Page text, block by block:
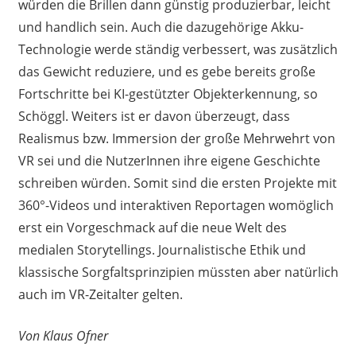
würden die Brillen dann günstig produzierbar, leicht
und handlich sein. Auch die dazugehörige Akku-
Technologie werde ständig verbessert, was zusätzlich
das Gewicht reduziere, und es gebe bereits große
Fortschritte bei KI-gestützter Objekterkennung, so
Schöggl. Weiters ist er davon überzeugt, dass
Realismus bzw. Immersion der große Mehrwehrt von
VR sei und die NutzerInnen ihre eigene Geschichte
schreiben würden. Somit sind die ersten Projekte mit
360°-Videos und interaktiven Reportagen womöglich
erst ein Vorgeschmack auf die neue Welt des
medialen Storytellings. Journalistische Ethik und
klassische Sorgfaltsprinzipien müssten aber natürlich
auch im VR-Zeitalter gelten.
Von Klaus Ofner